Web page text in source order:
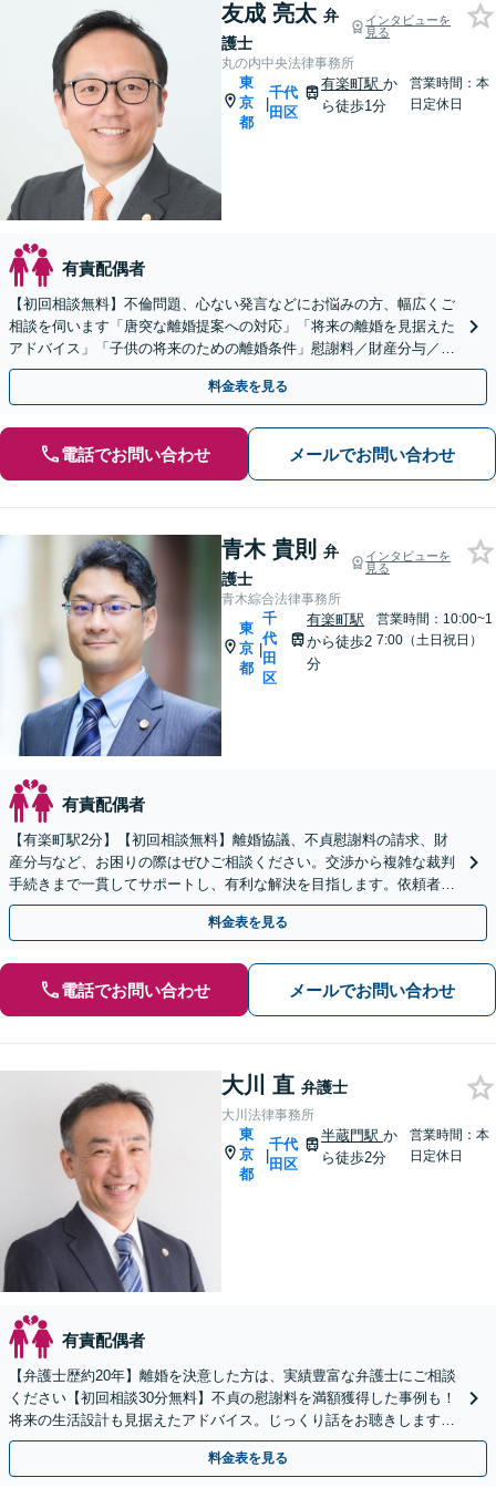
友成 亮太 弁
護士
インタビューを
見る
丸の内中央法律事務所
東
京
都
|
千代
田区
有楽町駅か
ら徒歩1分
営業時間：本
日定休日
有責配偶者
【初回相談無料】不倫問題、心ない発言などにお悩みの方、幅広くご
相談を伺います「唐突な離婚提案への対応」「将来の離婚を見据えた
アドバイス」「子供の将来のための離婚条件」慰謝料／財産分与／親
権／養育費／面会交流【子連れ相談可】【有楽町駅1分】
料金表を見る
電話でお問い合わせ メールでお問い合わせ
青木 貴則
弁
護士
インタビューを
見る
青木綜合法律事務所
東
京
都
|
千
代
田
区
有楽町駅
から徒歩2
分
営業時間：10:00~1
7:00（土日祝日）
有責配偶者
【有楽町駅2分】【初回相談無料】離婚協議、不貞慰謝料の請求、財
産分与など、お困りの際はぜひご相談ください。交渉から複雑な裁判
手続きまで一貫してサポートし、有利な解決を目指します。依頼者さ
まの負担を少しでも軽減できるよう尽力いたします。
料金表を見る
電話でお問い合わせ メールでお問い合わせ
大川 直 弁護士
大川法律事務所
東
京
都
|
千代
田区
半蔵門駅か
ら徒歩2分
営業時間：本
日定休日
有責配偶者
【弁護士歴約20年】離婚を決意した方は、実績豊富な弁護士にご相談
ください【初回相談30分無料】不貞の慰謝料を満額獲得した事例も！
将来の生活設計も見据えたアドバイス。じっくり話をお聴きします
【子連れ相談可】【半蔵門駅徒歩2分】
料金表を見る